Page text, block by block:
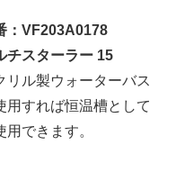
：VF203A0178
チスターラー 15
リル製ウォーターバス
用すれば恒温槽として
用できます。